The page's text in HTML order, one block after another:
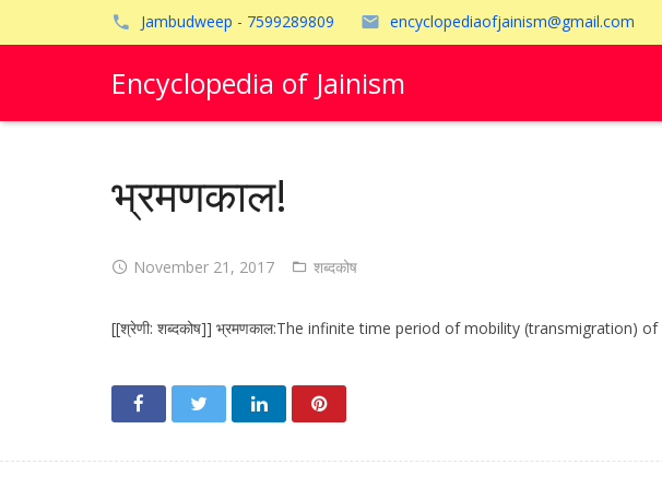
Jambudweep - 7599289809 encyclopediaofjainism@gmail.com
Encyclopedia of Jainism
भ्रमणकाल!
November 21, 2017 शब्दकोष
[[श्रेणी: शब्दकोष‎]] भ्रमणकाल:The infinite time period of mobility (transmigration) of